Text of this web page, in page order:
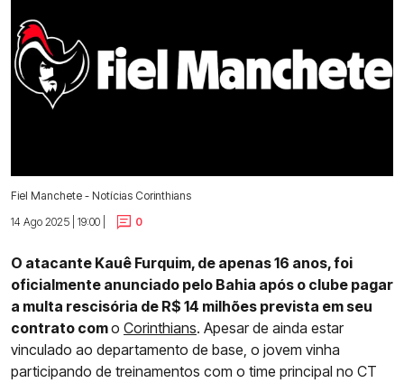
Fiel Manchete - Notícias Corinthians
14 Ago 2025 | 19:00 |
0
O atacante Kauê Furquim, de apenas 16 anos, foi
oficialmente anunciado pelo Bahia após o clube pagar
a multa rescisória de R$ 14 milhões prevista em seu
contrato como Corinthians. Apesar de ainda estar
vinculado ao departamento de base, o jovem vinha
participando de treinamentos com o time principal no CT